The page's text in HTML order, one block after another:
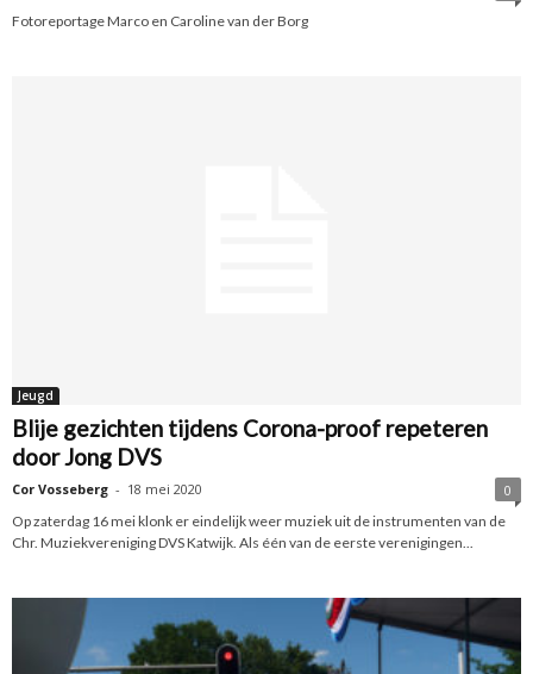
Fotoreportage Marco en Caroline van der Borg
Jeugd
Blije gezichten tijdens Corona-proof repeteren
door Jong DVS
Cor Vosseberg - 18 mei 2020
0
Op zaterdag 16 mei klonk er eindelijk weer muziek uit de instrumenten van de
Chr. Muziekvereniging DVS Katwijk. Als één van de eerste verenigingen...